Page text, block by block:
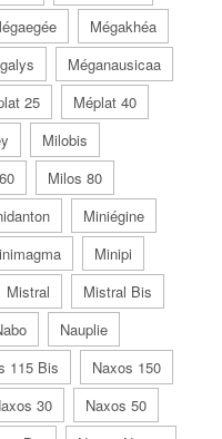
Mégakhéa
Méganausicaa
25
Méplat 40
Milobis
Milos 80
Miniégine
Minipi
Mistral
Mistral Bis
Nauplie
115 Bis
Naxos 150
30
Naxos 50